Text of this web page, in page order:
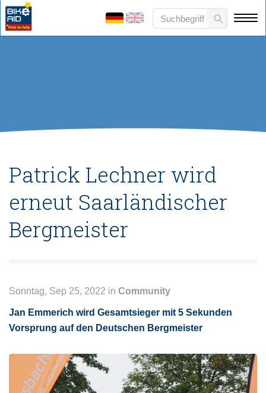
Patrick Lechner wird
erneut Saarländischer
Bergmeister
Sonntag, Sep 25, 2022 in Community
Jan Emmerich wird Gesamtsieger mit 5 Sekunden
Vorsprung auf den Deutschen Bergmeister